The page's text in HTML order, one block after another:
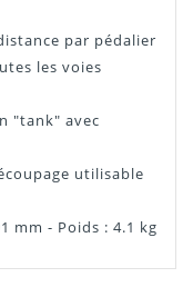
par pédalier
les voies
"tank" avec
utilisable
mm - Poids : 4.1 kg